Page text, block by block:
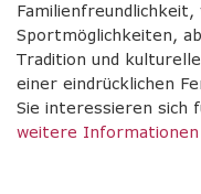
Sportmöglichkeiten,
Tradition und
einer eindrücklichen
Sie interessieren sich
weitere